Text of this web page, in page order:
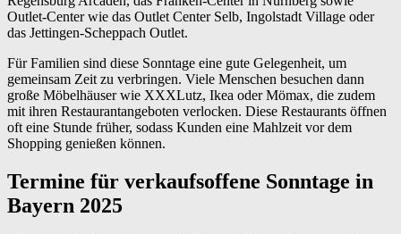
Outlet-Center wie das Outlet Center Selb, Ingolstadt Village oder
das Jettingen-Scheppach Outlet.
Für Familien sind diese Sonntage eine gute Gelegenheit, um
gemeinsam Zeit zu verbringen. Viele Menschen besuchen dann
große Möbelhäuser wie XXXLutz, Ikea oder Mömax, die zudem
mit ihren Restaurantangeboten verlocken. Diese Restaurants öffnen
oft eine Stunde früher, sodass Kunden eine Mahlzeit vor dem
Shopping genießen können.
Termine für verkaufsoffene Sonntage in
Bayern 2025